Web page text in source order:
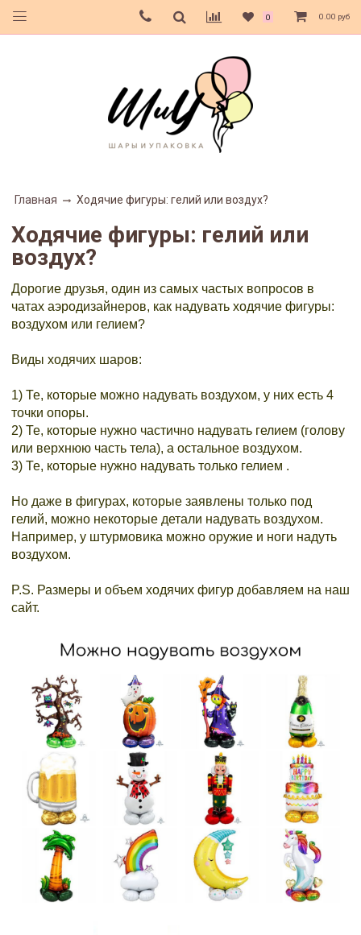
0 0.00 руб
Главная Ходячие фигуры: гелий или воздух?
Ходячие фигуры: гелий или
воздух?
Дорогие друзья, один из самых частых вопросов в
чатах аэродизайнеров, как надувать ходячие фигуры:
воздухом или гелием?
Виды ходячих шаров:
1) Те, которые можно надувать воздухом, у них есть 4
точки опоры.
2) Те, которые нужно частично надувать гелием (голову
или верхнюю часть тела), а остальное воздухом.
3) Те, которые нужно надувать только гелием .
Но даже в фигурах, которые заявлены только под
гелий, можно некоторые детали надувать воздухом.
Например, у штурмовика можно оружие и ноги надуть
воздухом.
P.S. Размеры и объем ходячих фигур добавляем на наш
сайт.